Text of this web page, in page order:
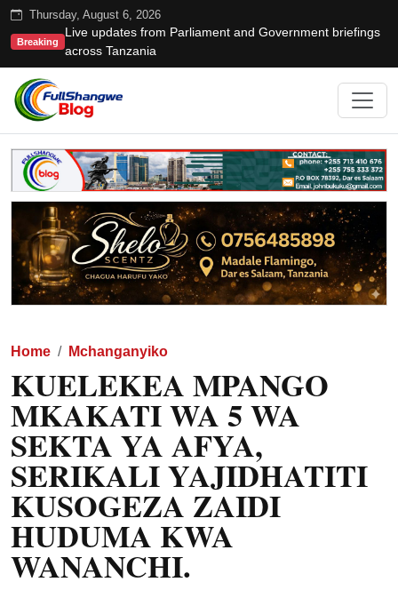
Thursday, August 6, 2026
Breaking
Live updates from Parliament and Government briefings
across Tanzania
Home Mchanganyiko
KUELEKEA MPANGO
MKAKATI WA 5 WA
SEKTA YA AFYA,
SERIKALI YAJIDHATITI
KUSOGEZA ZAIDI
HUDUMA KWA
WANANCHI.